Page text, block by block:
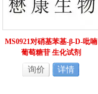
MS0921对硝基苯基-β-D-吡喃
葡萄糖苷 生化试剂
询价 详情